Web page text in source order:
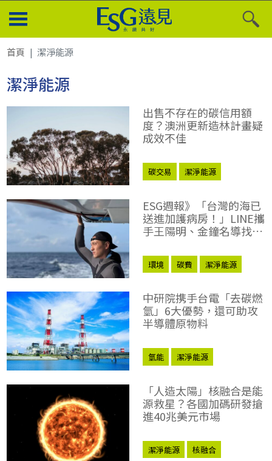
首頁 潔淨能源
潔淨能源
出售不存在的碳信用額
度？澳洲更新造林計畫疑
成效不佳
碳交易 潔淨能源
ESG週報》「台灣的海已
送進加護病房！」LINE攜
手王陽明、金鐘名導找尋
環境 碳費 潔淨能源
中研院携手台電「去碳燃
氫」6大優勢，還可助攻
半導體原物料
氫能 潔淨能源
「人造太陽」核融合是能
源救星？各國加碼研發搶
進40兆美元市場
潔淨能源 核融合